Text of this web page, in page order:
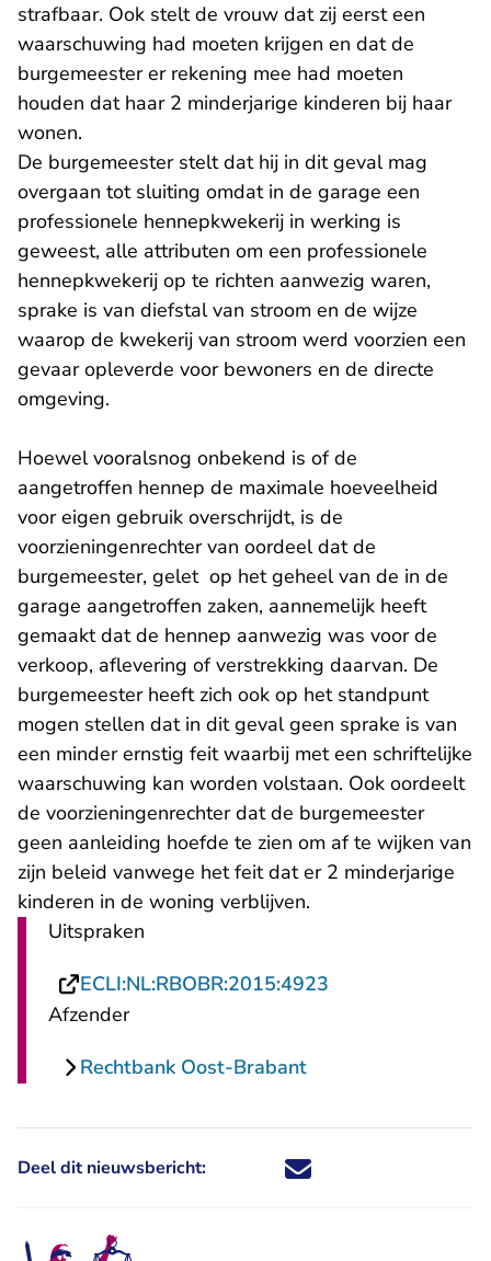
strafbaar. Ook stelt de vrouw dat zij eerst een
waarschuwing had moeten krijgen en dat de
burgemeester er rekening mee had moeten
houden dat haar 2 minderjarige kinderen bij haar
wonen.
De burgemeester stelt dat hij in dit geval mag
overgaan tot sluiting omdat in de garage een
professionele hennepkwekerij in werking is
geweest, alle attributen om een professionele
hennepkwekerij op te richten aanwezig waren,
sprake is van diefstal van stroom en de wijze
waarop de kwekerij van stroom werd voorzien een
gevaar opleverde voor bewoners en de directe
omgeving.
Hoewel vooralsnog onbekend is of de
aangetroffen hennep de maximale hoeveelheid
voor eigen gebruik overschrijdt, is de
voorzieningenrechter van oordeel dat de
burgemeester, gelet op het geheel van de in de
garage aangetroffen zaken, aannemelijk heeft
gemaakt dat de hennep aanwezig was voor de
verkoop, aflevering of verstrekking daarvan. De
burgemeester heeft zich ook op het standpunt
mogen stellen dat in dit geval geen sprake is van
een minder ernstig feit waarbij met een schriftelijke
waarschuwing kan worden volstaan. Ook oordeelt
de voorzieningenrechter dat de burgemeester
geen aanleiding hoefde te zien om af te wijken van
zijn beleid vanwege het feit dat er 2 minderjarige
kinderen in de woning verblijven.
Uitspraken
ECLI:NL:RBOBR:2015:4923
Afzender
Rechtbank Oost-Brabant
Deel dit nieuwsbericht: Deel dit nieuwsbericht via X -
Deel dit nieuwsbericht via
Deel dit nieuwsbericht
Deel dit